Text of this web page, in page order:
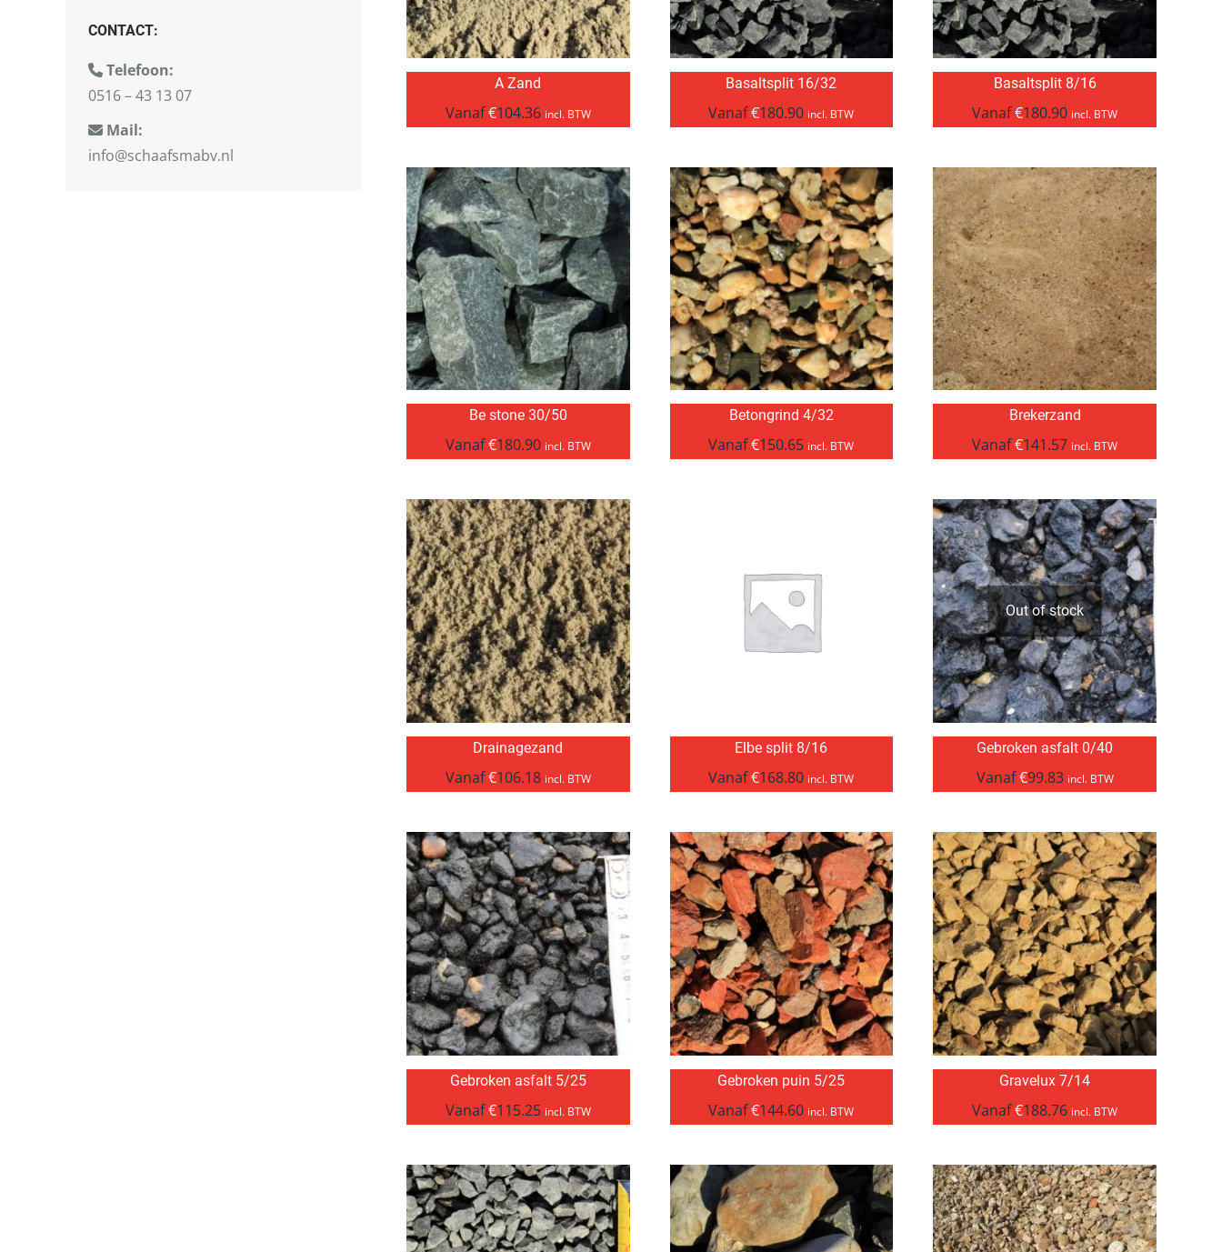
A Zand
Vanaf€104.36 incl. BTW
Basaltsplit 16/32
Vanaf€180.90 incl. BTW
Basaltsplit 8/16
Vanaf€180.90 incl. BTW
Be stone 30/50
Vanaf€180.90 incl. BTW
Betongrind 4/32
Vanaf€150.65 incl. BTW
Brekerzand
Vanaf€141.57 incl. BTW
Drainagezand
Vanaf€106.18 incl. BTW
Elbe split 8/16
Vanaf€168.80 incl. BTW
Out of stock
Gebroken asfalt 0/40
Vanaf€99.83 incl. BTW
Gebroken asfalt 5/25
Vanaf€115.25 incl. BTW
Gebroken puin 5/25
Vanaf€144.60 incl. BTW
Gravelux 7/14
Vanaf€188.76 incl. BTW
CONTACT:
Telefoon:
0516 – 43 13 07
Mail:
info@schaafsmabv.nl